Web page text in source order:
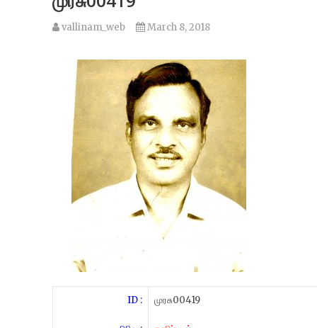
vallinam_web March 8, 2018
ID : முரசு00419